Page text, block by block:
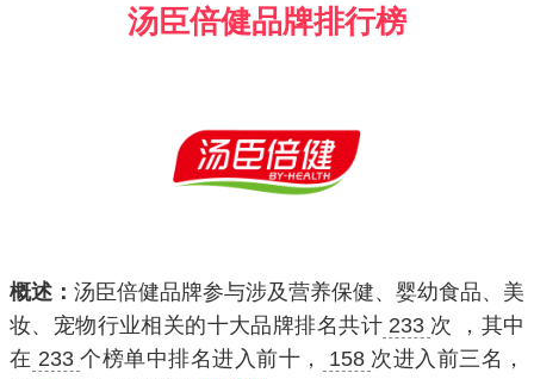
汤臣倍健品牌排行榜
概述： 汤臣倍健品牌参与涉及营养保健、婴幼食品、美
妆、宠物行业相关的十大品牌排名共计 233 次 ，其中
在 233 个榜单中排名进入前十 ， 158 次进入 前三名 ，